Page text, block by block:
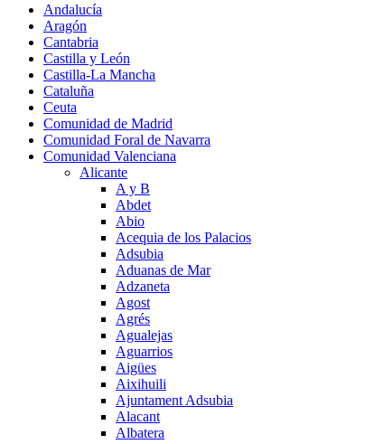
Andalucía
Aragón
Cantabria
Castilla y León
Castilla-La Mancha
Cataluña
Ceuta
Comunidad de Madrid
Comunidad Foral de Navarra
Comunidad Valenciana
Alicante
A y B
Abdet
Abio
Acequia de los Palacios
Adsubia
Aduanas de Mar
Adzaneta
Agost
Agrés
Agualejas
Aguarrios
Aigües
Aixihuili
Ajuntament Adsubia
Alacant
Albatera